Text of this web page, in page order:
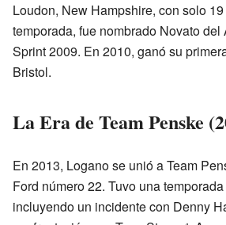
Loudon, New Hampshire, con solo
temporada, fue nombrado Novato
Sprint 2009. En 2010, ganó su
Bristol.
La Era de Team Penske
En 2013, Logano se unió a Team
Ford número 22. Tuvo una
incluyendo un incidente con Denny